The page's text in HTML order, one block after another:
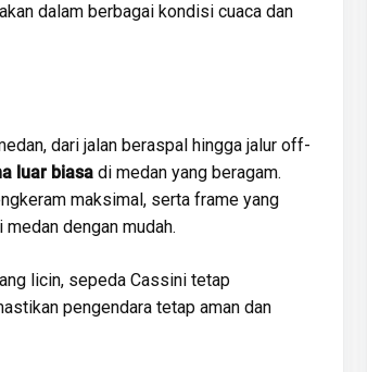
dalam berbagai kondisi cuaca dan
dari jalan beraspal hingga jalur off-
luar biasa di medan yang beragam.
maksimal, serta frame yang
dengan mudah.
licin, sepeda Cassini tetap
pengendara tetap aman dan